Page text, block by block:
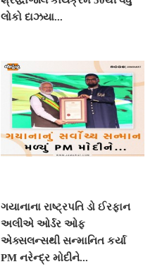
લોકો દાઝયા...
ગયાનાના રાષ્ટ્રપતિ ડો ઈરફાન
અલીએ ઓર્ડર ઓફ
એક્સલન્સથી સન્માનિત કર્યા
PM નરેન્દ્ર મોદીને...